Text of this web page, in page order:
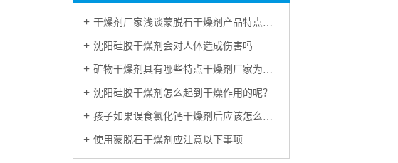
干燥剂厂家浅谈蒙脱石干燥剂产品特点和应用领域
沈阳硅胶干燥剂会对人体造成伤害吗
矿物干燥剂具有哪些特点干燥剂厂家为您解读
沈阳硅胶干燥剂怎么起到干燥作用的呢？
孩子如果误食氯化钙干燥剂后应该怎么进行急救？
使用蒙脱石干燥剂应注意以下事项